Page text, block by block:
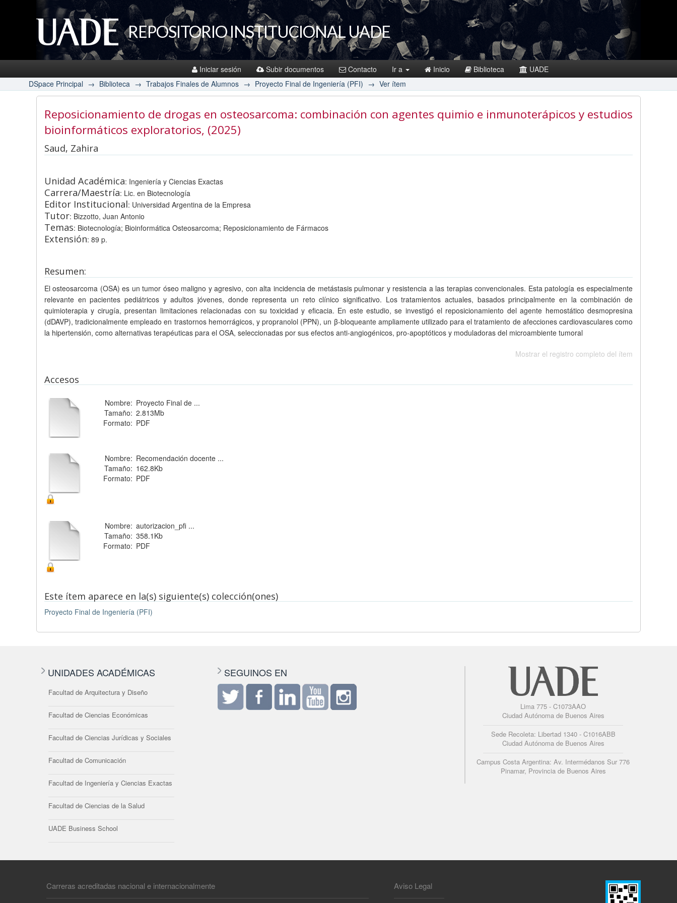
REPOSITORIO INSTITUCIONAL UADE
Iniciar sesión Subir documentos Contacto Ir a Inicio Biblioteca
UADE
DSpace Principal → Biblioteca → Trabajos Finales de Alumnos → Proyecto Final de Ingeniería (PFI) → Ver ítem
Reposicionamiento de drogas en osteosarcoma: combinación con agentes quimio e inmunoterápicos y estudios
bioinformáticos exploratorios, (2025)
Saud, Zahira
Unidad Académica: Ingeniería y Ciencias Exactas
Carrera/Maestría: Lic. en Biotecnología
Editor Institucional: Universidad Argentina de la Empresa
Tutor: Bizzotto, Juan Antonio
Temas: Biotecnología; Bioinformática Osteosarcoma; Reposicionamiento de Fármacos
Extensión: 89 p.
Resumen:
El osteosarcoma (OSA) es un tumor óseo maligno y agresivo, con alta incidencia de metástasis pulmonar y resistencia a las terapias convencionales. Esta patología es especialmente
relevante en pacientes pediátricos y adultos jóvenes, donde representa un reto clínico significativo. Los tratamientos actuales, basados principalmente en la combinación de
quimioterapia y cirugía, presentan limitaciones relacionadas con su toxicidad y eficacia. En este estudio, se investigó el reposicionamiento del agente hemostático desmopresina
(dDAVP), tradicionalmente empleado en trastornos hemorrágicos, y propranolol (PPN), un β-bloqueante ampliamente utilizado para el tratamiento de afecciones cardiovasculares como
la hipertensión, como alternativas terapéuticas para el OSA, seleccionadas por sus efectos anti-angiogénicos, pro-apoptóticos y moduladoras del microambiente tumoral
Mostrar el registro completo del ítem
Accesos
Nombre: Proyecto Final de ...
Tamaño: 2.813Mb
Formato: PDF
Nombre: Recomendación docente ...
Tamaño: 162.8Kb
Formato: PDF
Nombre: autorizacion_pfi ...
Tamaño: 358.1Kb
Formato: PDF
Este ítem aparece en la(s) siguiente(s) colección(ones)
Proyecto Final de Ingeniería (PFI)
UNIDADES ACADÉMICAS
Facultad de Arquitectura y Diseño
Facultad de Ciencias Económicas
Facultad de Ciencias Jurídicas y Sociales
Facultad de Comunicación
Facultad de Ingeniería y Ciencias Exactas
Facultad de Ciencias de la Salud
UADE Business School
SEGUINOS EN
Lima 775 - C1073AAO
Ciudad Autónoma de Buenos Aires
Sede Recoleta: Libertad 1340 - C1016ABB
Ciudad Autónoma de Buenos Aires
Campus Costa Argentina: Av. Intermédanos Sur 776
Pinamar, Provincia de Buenos Aires
Carreras acreditadas nacional e internacionalmente Aviso Legal